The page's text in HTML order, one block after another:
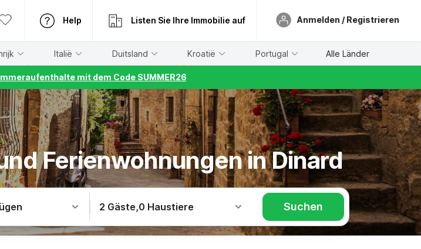
Help Listen Sie Ihre Immobilie auf Anmelden / Registrieren
Italië Duitsland Kroatië Portugal Alle Länder
mit dem Code SUMMER26
Ferienwohnungen in Dinard
2 Gäste,0 Haustiere Suchen